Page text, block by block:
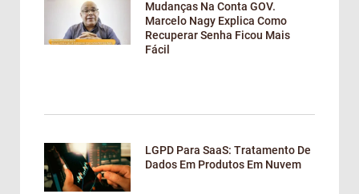
Mudanças Na Conta GOV.
Marcelo Nagy Explica Como
Recuperar Senha Ficou Mais
Fácil
LGPD Para SaaS: Tratamento De
Dados Em Produtos Em Nuvem